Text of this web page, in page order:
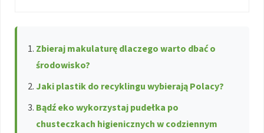
Zbieraj makulaturę dlaczego warto dbać o
środowisko?
Jaki plastik do recyklingu wybierają Polacy?
Bądź eko wykorzystaj pudełka po
chusteczkach higienicznych w codziennym